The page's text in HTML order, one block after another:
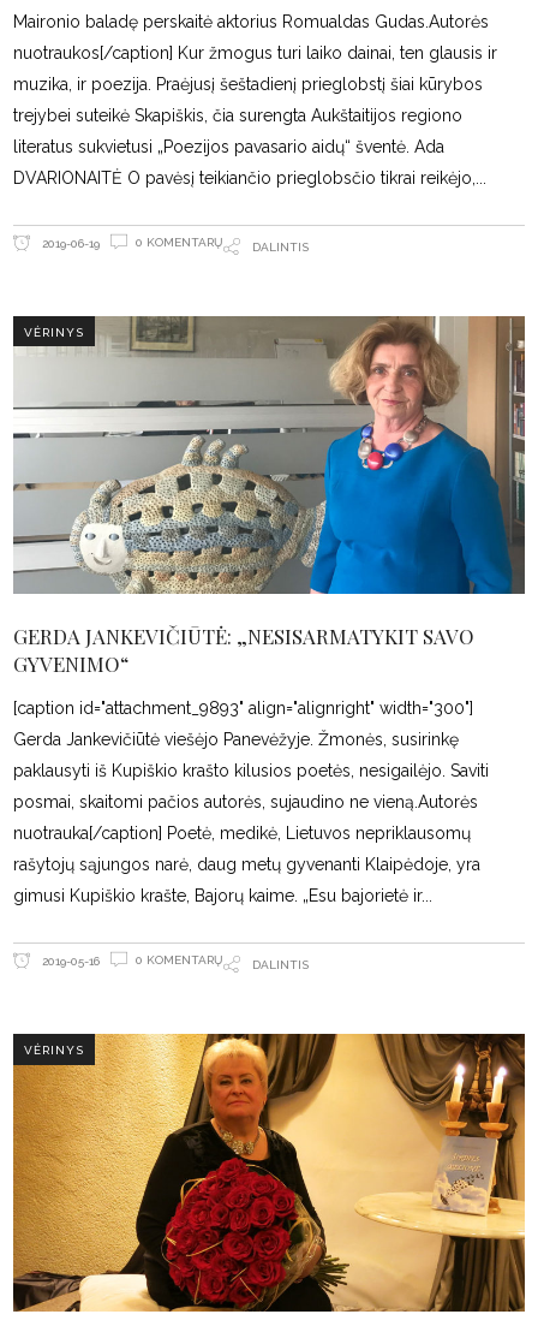
Maironio baladę perskaitė aktorius Romualdas Gudas.Autorės
nuotraukos[/caption] Kur žmogus turi laiko dainai, ten glausis ir
muzika, ir poezija. Praėjusį šeštadienį prieglobstį šiai kūrybos
trejybei suteikė Skapiškis, čia surengta Aukštaitijos regiono
literatus sukvietusi „Poezijos pavasario aidų“ šventė. Ada
DVARIONAITĖ O pavėsį teikiančio prieglobsčio tikrai reikėjo,
2019-06-19 0 KOMENTARŲ DALINTIS
VĖRINYS
GERDA JANKEVIČIŪTĖ: „NESISARMATYKIT SAVO
GYVENIMO“
[caption id="attachment_9893" align="alignright" width="300"]
Gerda Jankevičiūtė viešėjo Panevėžyje. Žmonės, susirinkę
paklausyti iš Kupiškio krašto kilusios poetės, nesigailėjo. Saviti
posmai, skaitomi pačios autorės, sujaudino ne vieną.Autorės
nuotrauka[/caption] Poetė, medikė, Lietuvos nepriklausomų
rašytojų sąjungos narė, daug metų gyvenanti Klaipėdoje, yra
gimusi Kupiškio krašte, Bajorų kaime. „Esu bajorietė ir
2019-05-16 0 KOMENTARŲ DALINTIS
VĖRINYS